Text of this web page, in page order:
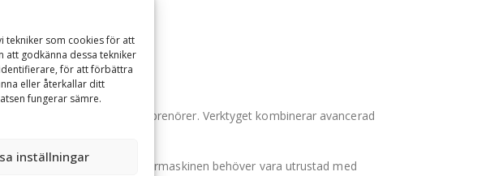
tekniker som cookies för att
att godkänna dessa tekniker
för att förbättra
eller återkallar ditt
fungerar sämre.
inställningar
kraven från dagens entreprenörer. Verktyget kombinerar avancerad
ingår i leverans. Bärmaskinen behöver vara utrustad med